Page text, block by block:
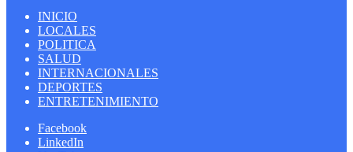
INICIO
LOCALES
POLITICA
SALUD
INTERNACIONALES
DEPORTES
ENTRETENIMIENTO
Facebook
LinkedIn